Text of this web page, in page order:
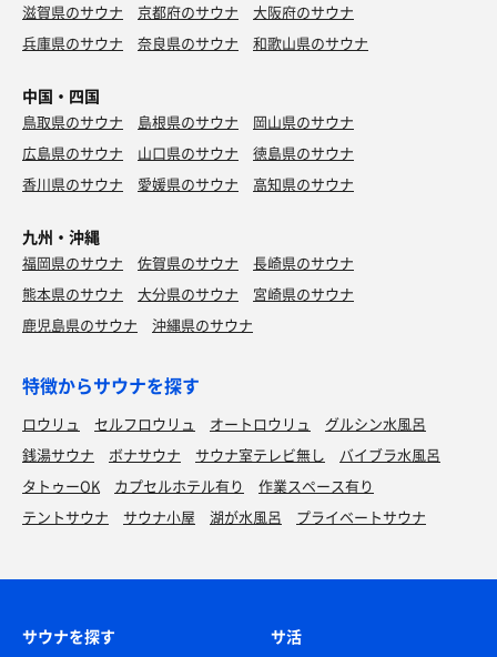
滋賀県のサウナ 京都府のサウナ
大阪府のサウナ
兵庫県のサウナ
奈良県のサウナ 和歌山県のサウナ
中国・四国
鳥取県のサウナ 島根県のサウナ
岡山県のサウナ
広島県のサウナ
山口県のサウナ
徳島県のサウナ
香川県のサウナ
愛媛県のサウナ 高知県のサウナ
九州・沖縄
福岡県のサウナ 佐賀県のサウナ
長崎県のサウナ
熊本県のサウナ
大分県のサウナ
宮崎県のサウナ
鹿児島県のサウナ
沖縄県のサウナ
特徴からサウナを探す
ロウリュ セルフロウリュ オートロウリュ
グルシン水風呂
銭湯サウナ
ボナサウナ サウナ室テレビ無し
バイブラ水風呂
タトゥーOK
カプセルホテル有り
作業スペース有り
テントサウナ
サウナ小屋 湖が水風呂 プライベートサウナ
サウナを探す サ活